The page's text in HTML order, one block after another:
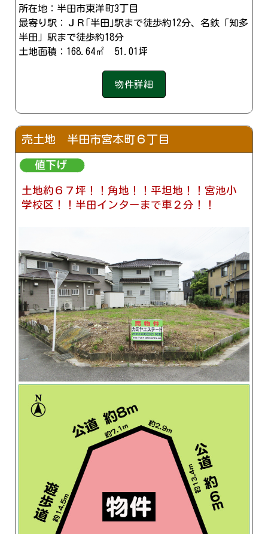
所在地：半田市東洋町3丁目
最寄り駅：ＪＲ｢半田｣駅まで徒歩約12分、名鉄「知多
半田」駅まで徒歩約18分
土地面積：168.64㎡ 51.01坪
物件詳細
売土地 半田市宮本町６丁目
土地約６７坪！！角地！！平坦地！！宮池小
学校区！！半田インターまで車２分！！